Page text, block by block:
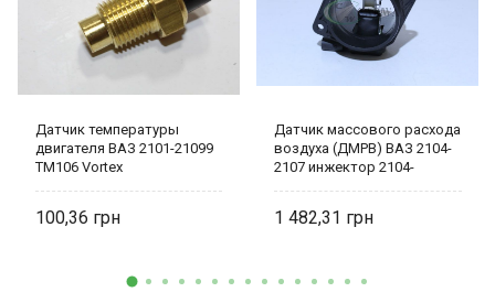
Датчик температуры
двигателя ВАЗ 2101-21099
ТМ106 Vortex
100,36
Датчик массового расхода
воздуха (ДМРВ) ВАЗ 2104-
2107 инжектор 2104-
1 482,31